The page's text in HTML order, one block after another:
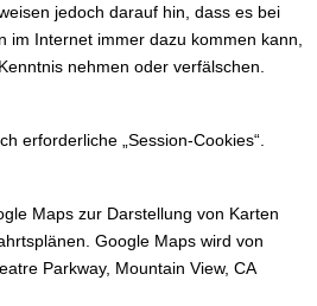
jedoch darauf hin, dass es bei
im Internet immer dazu kommen kann,
nehmen oder verfälschen.
erforderliche „Session-Cookies“.
Maps zur Darstellung von Karten
Google Maps wird von
Parkway, Mountain View, CA